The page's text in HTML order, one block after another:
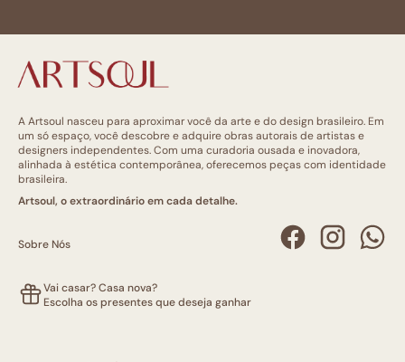
A Artsoul nasceu para aproximar você da arte e do design brasileiro. Em
um só espaço, você descobre e adquire obras autorais de artistas e
designers independentes. Com uma curadoria ousada e inovadora,
alinhada à estética contemporânea, oferecemos peças com identidade
brasileira.
Artsoul, o extraordinário em cada detalhe.
Sobre Nós
Vai casar? Casa nova?
Escolha os presentes que deseja ganhar